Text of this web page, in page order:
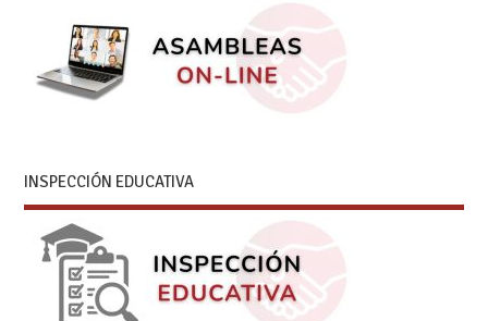
INSPECCIÓN EDUCATIVA